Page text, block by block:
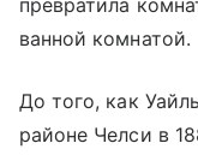
превратила
ванной комнатой.
До того, как
районе Челси в